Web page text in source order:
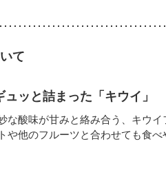
て
ッと詰まった「キウイ」
な酸味が甘みと絡み合う、キウイ
や他のフルーツと合わせても食